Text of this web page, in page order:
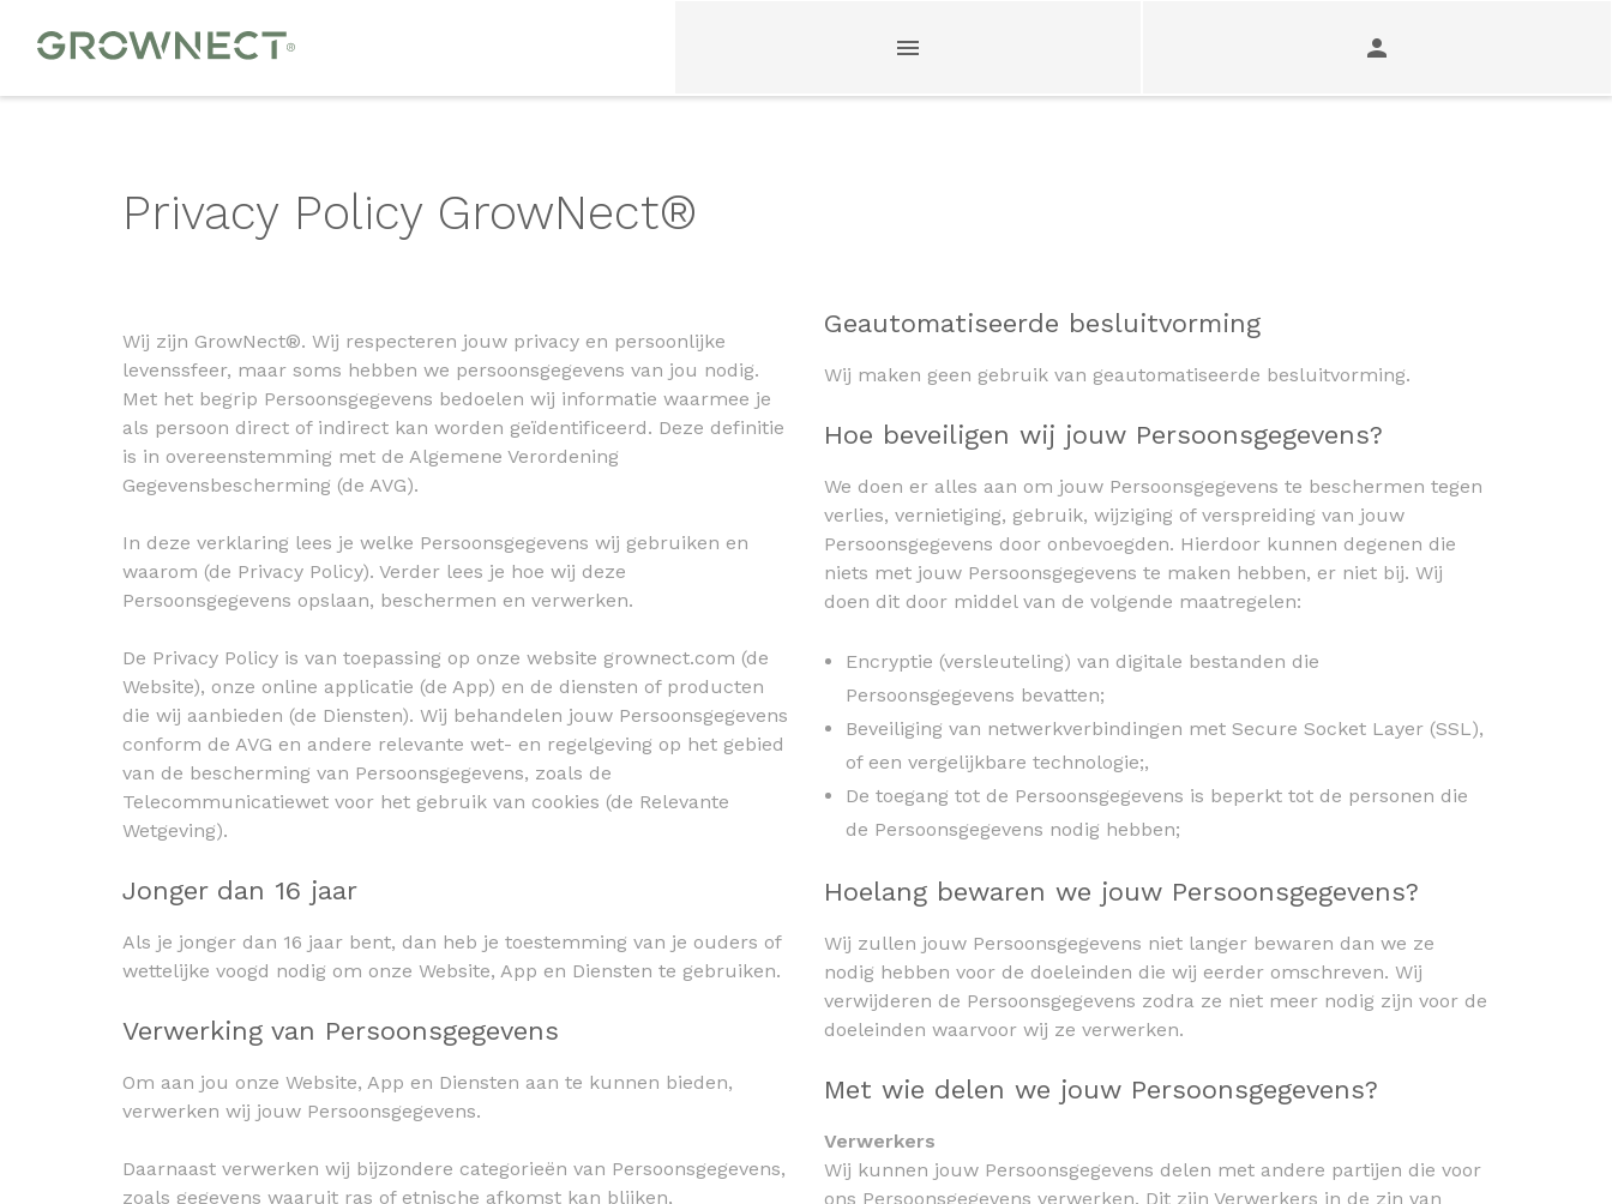
Privacy Policy GrowNect®
Wij zijn GrowNect®. Wij respecteren jouw privacy en persoonlijke
levenssfeer, maar soms hebben we persoonsgegevens van jou nodig.
Met het begrip Persoonsgegevens bedoelen wij informatie waarmee je
als persoon direct of indirect kan worden geïdentificeerd. Deze definitie
is in overeenstemming met de Algemene Verordening
Gegevensbescherming (de AVG).
In deze verklaring lees je welke Persoonsgegevens wij gebruiken en
waarom (de Privacy Policy). Verder lees je hoe wij deze
Persoonsgegevens opslaan, beschermen en verwerken.
De Privacy Policy is van toepassing op onze website grownect.com (de
Website), onze online applicatie (de App) en de diensten of producten
die wij aanbieden (de Diensten). Wij behandelen jouw Persoonsgegevens
conform de AVG en andere relevante wet- en regelgeving op het gebied
van de bescherming van Persoonsgegevens, zoals de
Telecommunicatiewet voor het gebruik van cookies (de Relevante
Wetgeving).
Jonger dan 16 jaar
Als je jonger dan 16 jaar bent, dan heb je toestemming van je ouders of
wettelijke voogd nodig om onze Website, App en Diensten te gebruiken.
Verwerking van Persoonsgegevens
Om aan jou onze Website, App en Diensten aan te kunnen bieden,
verwerken wij jouw Persoonsgegevens.
Daarnaast verwerken wij bijzondere categorieën van Persoonsgegevens,
zoals gegevens waaruit ras of etnische afkomst kan blijken,
Geautomatiseerde besluitvorming
Wij maken geen gebruik van geautomatiseerde besluitvorming.
Hoe beveiligen wij jouw Persoonsgegevens?
We doen er alles aan om jouw Persoonsgegevens te beschermen tegen
verlies, vernietiging, gebruik, wijziging of verspreiding van jouw
Persoonsgegevens door onbevoegden. Hierdoor kunnen degenen die
niets met jouw Persoonsgegevens te maken hebben, er niet bij. Wij
doen dit door middel van de volgende maatregelen:
Encryptie (versleuteling) van digitale bestanden die
Persoonsgegevens bevatten;
Beveiliging van netwerkverbindingen met Secure Socket Layer (SSL),
of een vergelijkbare technologie;,
De toegang tot de Persoonsgegevens is beperkt tot de personen die
de Persoonsgegevens nodig hebben;
Hoelang bewaren we jouw Persoonsgegevens?
Wij zullen jouw Persoonsgegevens niet langer bewaren dan we ze
nodig hebben voor de doeleinden die wij eerder omschreven. Wij
verwijderen de Persoonsgegevens zodra ze niet meer nodig zijn voor de
doeleinden waarvoor wij ze verwerken.
Met wie delen we jouw Persoonsgegevens?
Verwerkers
Wij kunnen jouw Persoonsgegevens delen met andere partijen die voor
ons Persoonsgegevens verwerken. Dit zijn Verwerkers in de zin van